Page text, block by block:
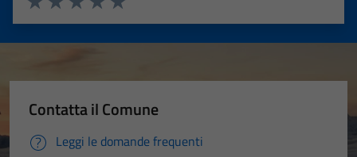
Valuta 5 stelle su 5
Valuta 4 stelle su 5
Valuta 3 stelle su 5
Valuta 2 stelle su 5
Valuta 1 stelle su 5
Contatta il Comune
Leggi le domande frequenti